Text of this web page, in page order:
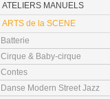
ATELIERS MANUELS
ARTS de la SCENE
Batterie
Cirque & Baby-cirque
Contes
Danse Modern Street Jazz